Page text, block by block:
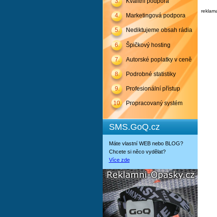
4. Marketingová podpora
5. Nediktujeme obsah rádia
6. Špičkový hosting
7. Autorské poplatky v ceně
8. Podrobné statistiky
9. Profesionální přístup
10. Propracovaný systém
SMS.GoQ.cz
Máte vlastní WEB nebo BLOG?
Chcete si něco vydělat?
Více zde